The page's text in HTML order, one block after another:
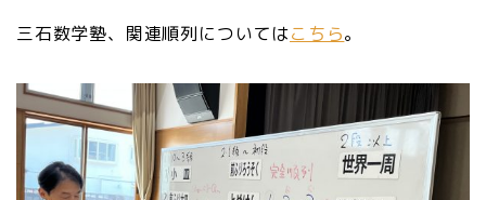
三石数学塾、関連順列についてはこちら。